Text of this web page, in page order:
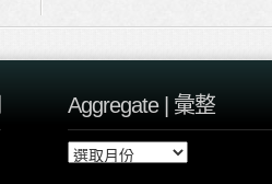
Aggregate | 彙整
A